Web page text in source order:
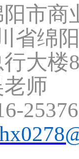
市商
省绵
大楼
师